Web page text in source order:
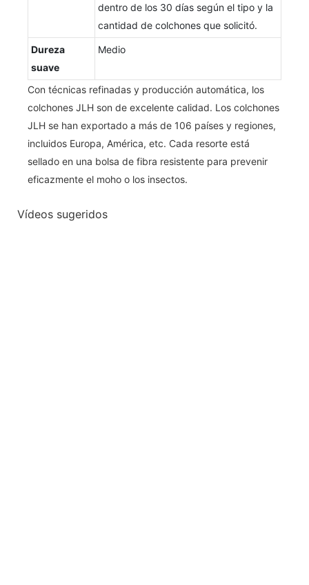
dentro de los 30 días según el tipo y la
cantidad de colchones que solicitó.
Dureza
suave
Medio
Con técnicas refinadas y producción automática, los
colchones JLH son de excelente calidad. Los colchones
JLH se han exportado a más de 106 países y regiones,
incluidos Europa, América, etc. Cada resorte está
sellado en una bolsa de fibra resistente para prevenir
eficazmente el moho o los insectos.
Vídeos sugeridos